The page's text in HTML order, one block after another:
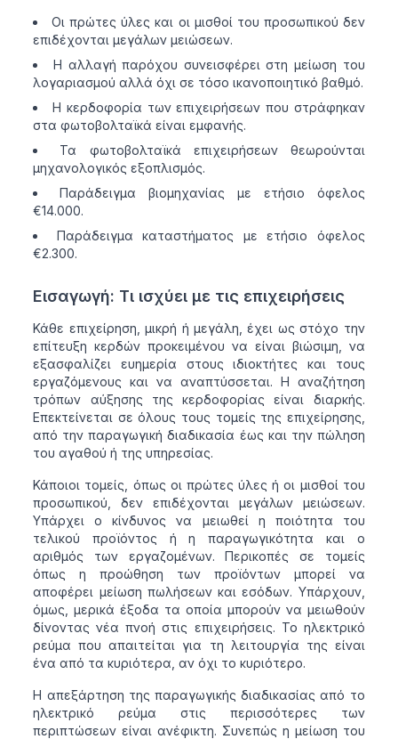
Οι πρώτες ύλες και οι μισθοί του προσωπικού δεν
επιδέχονται μεγάλων μειώσεων.
Η αλλαγή παρόχου συνεισφέρει στη μείωση του
λογαριασμού αλλά όχι σε τόσο ικανοποιητικό βαθμό.
Η κερδοφορία των επιχειρήσεων που στράφηκαν
στα φωτοβολταϊκά είναι εμφανής.
Τα φωτοβολταϊκά επιχειρήσεων θεωρούνται
μηχανολογικός εξοπλισμός.
Παράδειγμα βιομηχανίας με ετήσιο όφελος
€14.000.
Παράδειγμα καταστήματος με ετήσιο όφελος
€2.300.
Εισαγωγή: Τι ισχύει με τις επιχειρήσεις
Κάθε επιχείρηση, μικρή ή μεγάλη, έχει ως στόχο την
επίτευξη κερδών προκειμένου να είναι βιώσιμη, να
εξασφαλίζει ευημερία στους ιδιοκτήτες και τους
εργαζόμενους και να αναπτύσσεται. Η αναζήτηση
τρόπων αύξησης της κερδοφορίας είναι διαρκής.
Επεκτείνεται σε όλους τους τομείς της επιχείρησης,
από την παραγωγική διαδικασία έως και την πώληση
του αγαθού ή της υπηρεσίας.
Κάποιοι τομείς, όπως οι πρώτες ύλες ή οι μισθοί του
προσωπικού, δεν επιδέχονται μεγάλων μειώσεων.
Υπάρχει ο κίνδυνος να μειωθεί η ποιότητα του
τελικού προϊόντος ή η παραγωγικότητα και ο
αριθμός των εργαζομένων. Περικοπές σε τομείς
όπως η προώθηση των προϊόντων μπορεί να
αποφέρει μείωση πωλήσεων και εσόδων. Υπάρχουν,
όμως, μερικά έξοδα τα οποία μπορούν να μειωθούν
δίνοντας νέα πνοή στις επιχειρήσεις. Το ηλεκτρικό
ρεύμα που απαιτείται για τη λειτουργία της είναι
ένα από τα κυριότερα, αν όχι το κυριότερο.
Η απεξάρτηση της παραγωγικής διαδικασίας από το
ηλεκτρικό ρεύμα στις περισσότερες των
περιπτώσεων είναι ανέφικτη. Συνεπώς η μείωση του